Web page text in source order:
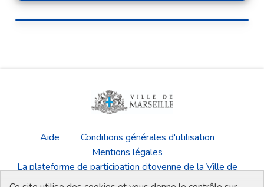
Aide
Conditions générales d'utilisation
Mentions légales
La plateforme de participation citoyenne de la Ville de
Marseille